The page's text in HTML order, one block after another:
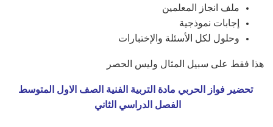
ملف انجاز المعلمين
إجابات نموذجية
وحلول لكل الأسئلة والإختبارات
هذا فقط على سبيل المثال وليس الحصر
تحضير فواز الحربي مادة التربية الفنية الصف الاول المتوسط
الفصل الدراسي الثاني